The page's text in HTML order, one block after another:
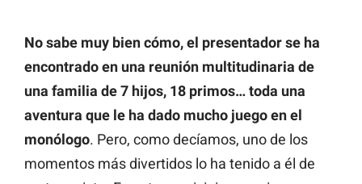
No sabe muy bien cómo, el presentador se ha
encontrado en una reunión multitudinaria de
una familia de 7 hijos, 18 primos… toda una
aventura que le ha dado mucho juego en el
monólogo. Pero, como decíamos, uno de los
momentos más divertidos lo ha tenido a él de